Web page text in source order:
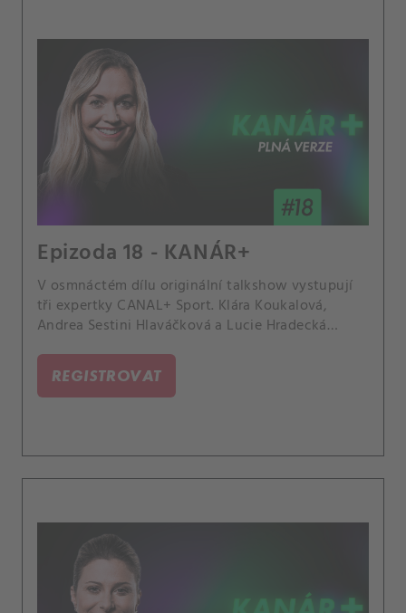
Epizoda 18 - KANÁR+
V osmnáctém dílu originální talkshow vystupují
tři expertky CANAL+ Sport. Klára Koukalová,
Andrea Sestini Hlaváčková a Lucie Hradecká
REGISTROVAT